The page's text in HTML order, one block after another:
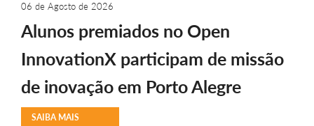
06 de Agosto de 2026
Alunos premiados no Open
InnovationX participam de missão
de inovação em Porto Alegre
SAIBA MAIS